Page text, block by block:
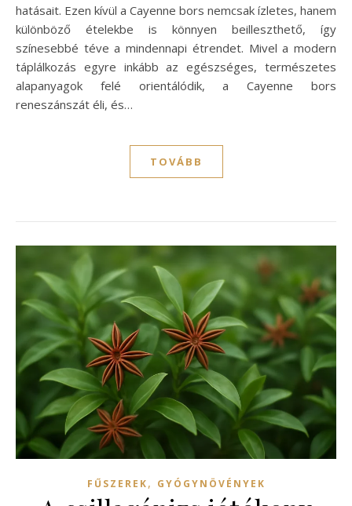
hatásait. Ezen kívül a Cayenne bors nemcsak ízletes, hanem
különböző ételekbe is könnyen beilleszthető, így
színesebbé téve a mindennapi étrendet. Mivel a modern
táplálkozás egyre inkább az egészséges, természetes
alapanyagok felé orientálódik, a Cayenne bors
reneszánszát éli, és…
TOVÁBB
FŰSZEREK, GYÓGYNÖVÉNYEK